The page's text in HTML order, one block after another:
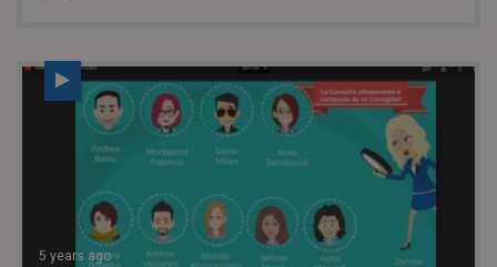
5 years ago